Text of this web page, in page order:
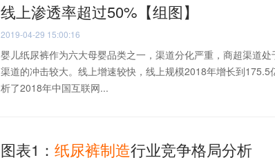
线上渗透率超过50%【组图】
2019-04-29 15:00:16
婴儿纸尿裤作为六大母婴品类之一，渠道分化严重，商超渠道
渠道的冲击较大。线上增速较快，线上规模2018年增长到175.5
析了2018年中国互联网...
图表1： 纸尿裤制造行业竞争格局分析